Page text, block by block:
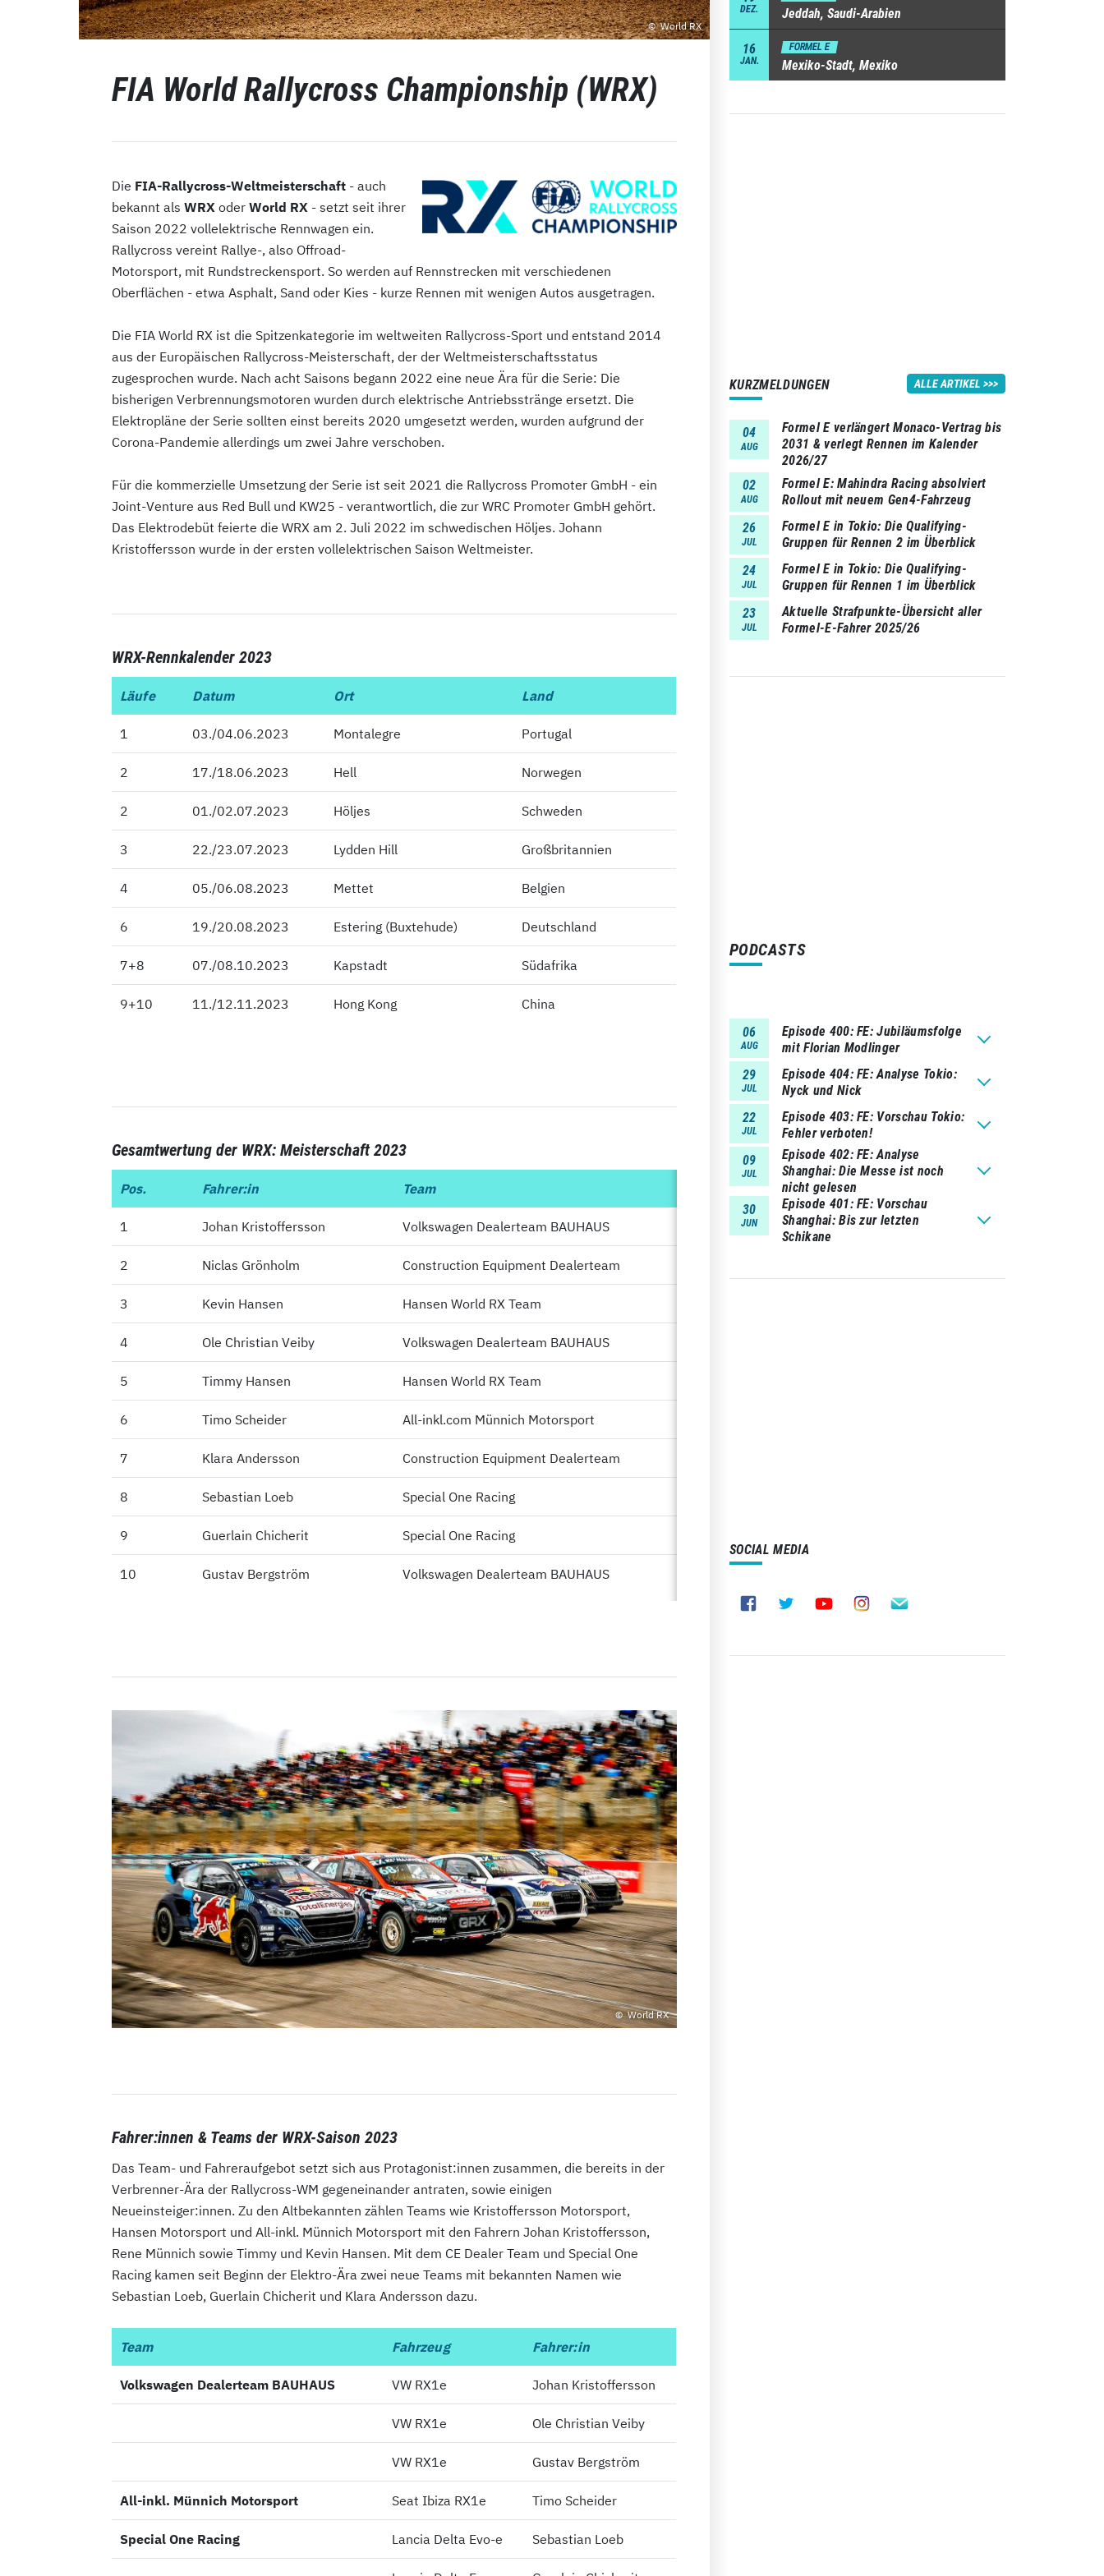
World RX
FIA World Rallycross Championship (WRX)
Die FIA-Rallycross-Weltmeisterschaft - auch
bekannt als WRX oder World RX - setzt seit ihrer
Saison 2022 vollelektrische Rennwagen ein.
Rallycross vereint Rallye-, also Offroad-
Motorsport, mit Rundstreckensport. So werden auf Rennstrecken mit verschiedenen
Oberflächen - etwa Asphalt, Sand oder Kies - kurze Rennen mit wenigen Autos ausgetragen.
Die FIA World RX ist die Spitzenkategorie im weltweiten Rallycross-Sport und entstand 2014
aus der Europäischen Rallycross-Meisterschaft, der der Weltmeisterschaftsstatus
zugesprochen wurde. Nach acht Saisons begann 2022 eine neue Ära für die Serie: Die
bisherigen Verbrennungsmotoren wurden durch elektrische Antriebsstränge ersetzt. Die
Elektropläne der Serie sollten einst bereits 2020 umgesetzt werden, wurden aufgrund der
Corona-Pandemie allerdings um zwei Jahre verschoben.
Für die kommerzielle Umsetzung der Serie ist seit 2021 die Rallycross Promoter GmbH - ein
Joint-Venture aus Red Bull und KW25 - verantwortlich, die zur WRC Promoter GmbH gehört.
Das Elektrodebüt feierte die WRX am 2. Juli 2022 im schwedischen Höljes. Johann
Kristoffersson wurde in der ersten vollelektrischen Saison Weltmeister.
WRX-Rennkalender 2023
Läufe Datum Ort Land
1 03./04.06.2023 Montalegre Portugal
2 17./18.06.2023 Hell Norwegen
2 01./02.07.2023 Höljes Schweden
3 22./23.07.2023 Lydden Hill Großbritannien
4 05./06.08.2023 Mettet Belgien
6 19./20.08.2023 Estering (Buxtehude) Deutschland
7+8 07./08.10.2023 Kapstadt Südafrika
9+10 11./12.11.2023 Hong Kong China
Läufe
1
2
2
3
4
6
7+8
9+10
Gesamtwertung der WRX: Meisterschaft 2023
Pos. Fahrer:in Team Punkte
1 Johan Kristoffersson Volkswagen Dealerteam BAUHAUS 69
2 Niclas Grönholm Construction Equipment Dealerteam
3 Kevin Hansen Hansen World RX Team
4 Ole Christian Veiby Volkswagen Dealerteam BAUHAUS
5 Timmy Hansen Hansen World RX Team
6 Timo Scheider All-inkl.com Münnich Motorsport
7 Klara Andersson Construction Equipment Dealerteam
8 Sebastian Loeb Special One Racing
9 Guerlain Chicherit Special One Racing
10 Gustav Bergström Volkswagen Dealerteam BAUHAUS
Pos.
1
2
3
4
5
6
7
8
9
10
World RX
Fahrer:innen & Teams der WRX-Saison 2023
Das Team- und Fahreraufgebot setzt sich aus Protagonist:innen zusammen, die bereits in der
Verbrenner-Ära der Rallycross-WM gegeneinander antraten, sowie einigen
Neueinsteiger:innen. Zu den Altbekannten zählen Teams wie Kristoffersson Motorsport,
Hansen Motorsport und All-inkl. Münnich Motorsport mit den Fahrern Johan Kristoffersson,
Rene Münnich sowie Timmy und Kevin Hansen. Mit dem CE Dealer Team und Special One
Racing kamen seit Beginn der Elektro-Ära zwei neue Teams mit bekannten Namen wie
Sebastian Loeb, Guerlain Chicherit und Klara Andersson dazu.
Team Fahrzeug Fahrer:in
Volkswagen Dealerteam BAUHAUS VW RX1e Johan Kristoffersson
VW RX1e Ole Christian Veiby
VW RX1e Gustav Bergström
All-inkl. Münnich Motorsport Seat Ibiza RX1e Timo Scheider
Special One Racing Lancia Delta Evo-e Sebastian Loeb
Team
Volkswagen Dealerteam BAUHAUS
All-inkl. Münnich Motorsport
Special One Racing
DEZ. Jeddah, Saudi-Arabien
16
JAN.
FORMEL E
Mexiko-Stadt, Mexiko
KURZMELDUNGEN ALLE ARTIKEL
04
AUG
Formel E verlängert Monaco-Vertrag bis
2031 & verlegt Rennen im Kalender
2026/27
02
AUG
Formel E: Mahindra Racing absolviert
Rollout mit neuem Gen4-Fahrzeug
26
JUL
Formel E in Tokio: Die Qualifying-
Gruppen für Rennen 2 im Überblick
24
JUL
Formel E in Tokio: Die Qualifying-
Gruppen für Rennen 1 im Überblick
23
JUL
Aktuelle Strafpunkte-Übersicht aller
Formel-E-Fahrer 2025/26
PODCASTS
06
AUG
Episode 400 FE: Jubiläumsfolge
mit Florian Modlinger
29
JUL
Episode 404 FE: Analyse Tokio:
Nyck und Nick
22
JUL
Episode 403 FE: Vorschau Tokio:
Fehler verboten!
09
JUL
Episode 402 FE: Analyse
Shanghai: Die Messe ist noch
nicht gelesen
30
JUN
Episode 401 FE: Vorschau
Shanghai: Bis zur letzten
Schikane
SOCIAL MEDIA